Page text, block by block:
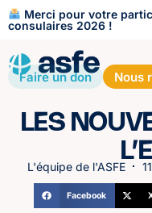
Merci pour votre
consulaires 2026 !
Faire un don Nous
LES
L'équipe de l'ASFE
Facebook